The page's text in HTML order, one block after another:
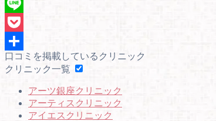
口コミを掲載しているクリニック
クリニック一覧
アーツ銀座クリニック
アーティスクリニック
アイエスクリニック